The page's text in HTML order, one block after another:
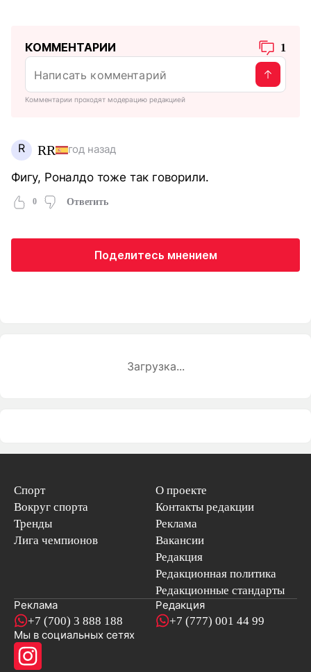
КОММЕНТАРИИ 1
Комментарии проходят модерацию редакцией
R RR год назад
Фигу, Роналдо тоже так говорили.
0 Ответить
Поделитесь мнением
Загрузка...
Спорт
Вокруг спорта
Тренды
Лига чемпионов
О проекте
Контакты редакции
Реклама
Вакансии
Редакция
Редакционная политика
Редакционные стандарты
Реклама
+7 (700) 3 888 188
Редакция
+7 (777) 001 44 99
Мы в социальных сетях